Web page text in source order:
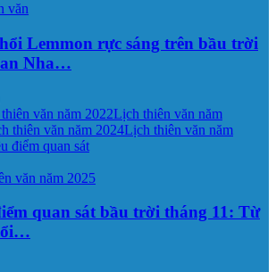
văn
Lemmon rực sáng trên bầu trời
Nha…
văn năm 2022Lịch thiên văn năm
thiên văn năm 2024Lịch thiên văn năm
điểm quan sát
văn năm 2025
quan sát bầu trời tháng 11: Từ